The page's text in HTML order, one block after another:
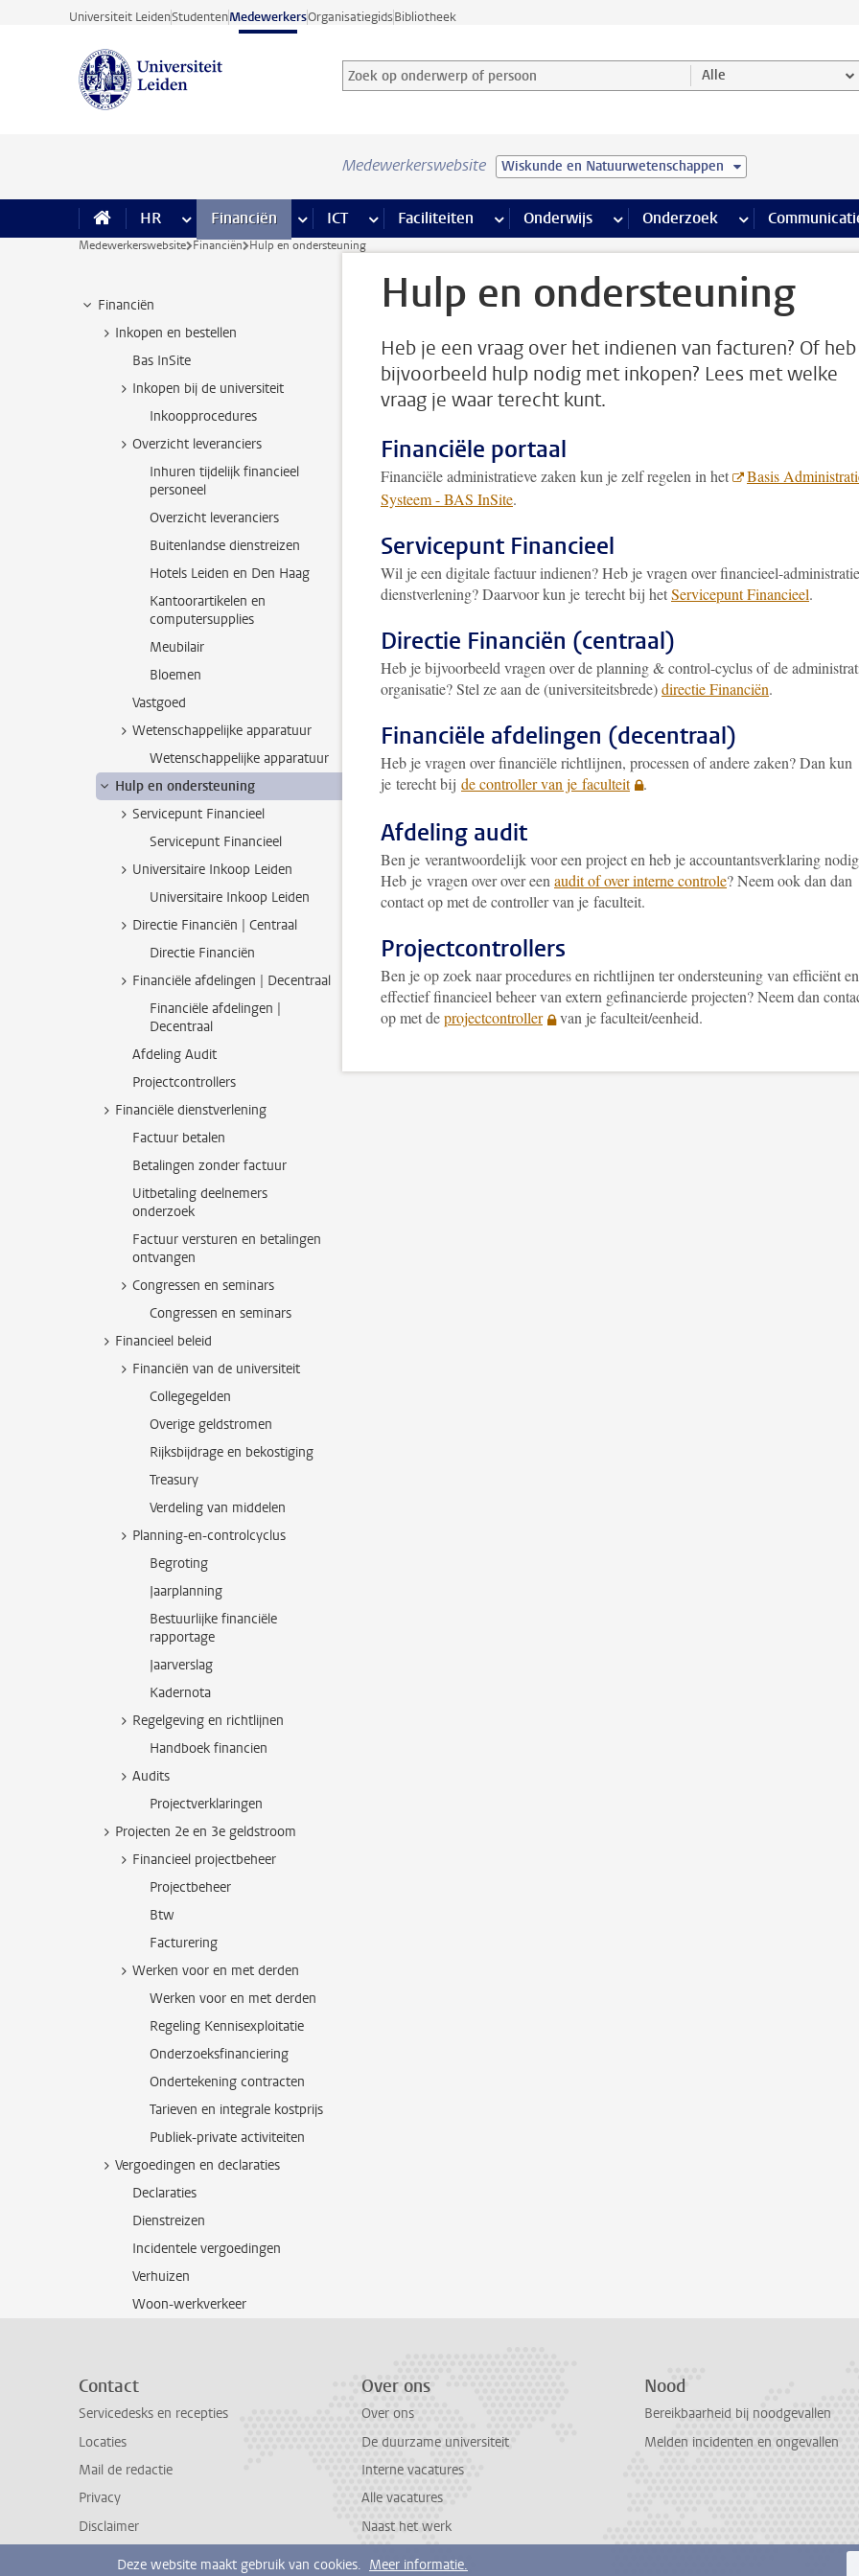
Ga direct naar de inhoud
Universiteit LeidenStudentenMedewerkersOrganisatiegidsBibliotheek
Zoek op onderwerp of persoon en selecteer categorie
Zoekterm Alle
Medewerkerswebsite Wiskunde en Natuurwetenschappen
HR meer HR pagina’s
Financiën meer Financiën pagina’s
ICT meer ICT pagina’s
Faciliteiten meer Faciliteiten pagina’s
Onderwijs meer Onderwijs pagina’s
Onderzoek meer Onderzoek
Medewerkerswebsite Financiën Hulp en ondersteuning
Financiën
Inkopen en bestellen
Bas InSite
Inkopen bij de universiteit
Inkoopprocedures
Overzicht leveranciers
Inhuren tijdelijk financieel
personeel
Overzicht leveranciers
Buitenlandse dienstreizen
Hotels Leiden en Den Haag
Kantoorartikelen en
computersupplies
Meubilair
Bloemen
Vastgoed
Wetenschappelijke apparatuur
Wetenschappelijke apparatuur
Hulp en ondersteuning
Servicepunt Financieel
Servicepunt Financieel
Universitaire Inkoop Leiden
Universitaire Inkoop Leiden
Directie Financiën | Centraal
Directie Financiën
Financiële afdelingen | Decentraal
Financiële afdelingen |
Decentraal
Afdeling Audit
Projectcontrollers
Financiële dienstverlening
Factuur betalen
Betalingen zonder factuur
Uitbetaling deelnemers
onderzoek
Factuur versturen en betalingen
ontvangen
Congressen en seminars
Congressen en seminars
Financieel beleid
Financiën van de universiteit
Collegegelden
Overige geldstromen
Rijksbijdrage en bekostiging
Treasury
Verdeling van middelen
Planning-en-controlcyclus
Begroting
Jaarplanning
Bestuurlijke financiële
rapportage
Jaarverslag
Kadernota
Regelgeving en richtlijnen
Handboek financien
Audits
Projectverklaringen
Projecten 2e en 3e geldstroom
Financieel projectbeheer
Projectbeheer
Btw
Facturering
Werken voor en met derden
Werken voor en met derden
Regeling Kennisexploitatie
Onderzoeksfinanciering
Ondertekening contracten
Tarieven en integrale kostprijs
Publiek-private activiteiten
Vergoedingen en declaraties
Declaraties
Dienstreizen
Incidentele vergoedingen
Verhuizen
Woon-werkverkeer
Hulp en ondersteuning
Heb je een vraag over het indienen van facturen? Of
bijvoorbeeld hulp nodig met inkopen? Lees met welke
vraag je waar terecht kunt.
Financiële portaal
Financiële administratieve zaken kun je zelf regelen in het
Basis
Systeem - BAS InSite.
Servicepunt Financieel
Wil je een digitale factuur indienen? Heb je vragen over financieel-
dienstverlening? Daarvoor kun je terecht bij hetServicepunt Financieel.
Directie Financiën (centraal)
Heb je bijvoorbeeld vragen over de planning & control-cyclus of de
organisatie? Stel ze aan de (universiteitsbrede)directie Financiën.
Financiële afdelingen (decentraal)
Heb je vragen over financiële richtlijnen, processen of andere zaken? Dan kun
je terecht bij de controller van je faculteit .
Afdeling audit
Ben je verantwoordelijk voor een project en heb je accountantsverklaring
Heb je vragen over over eenaudit of over interne controle? Neem ook dan dan
contact op met de controller van je faculteit.
Projectcontrollers
Ben je op zoek naar procedures en richtlijnen ter ondersteuning van efficiënt en
effectief financieel beheer van extern gefinancierde projecten? Neem dan
op met deprojectcontroller van je faculteit/eenheid.
Contact
Servicedesks en recepties
Locaties
Mail de redactie
Privacy
Disclaimer
Over ons
Over ons
De duurzame universiteit
Interne vacatures
Alle vacatures
Naast het werk
Nood
Bereikbaarheid bij noodgevallen
Melden incidenten en ongevallen
Deze website maakt gebruik van cookies. Meer informatie.